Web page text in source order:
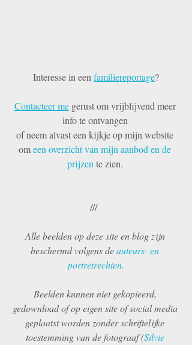
Interesse in een familiereportage?
Contacteer me gerust om vrijblijvend meer
info te ontvangen
of neem alvast een kijkje op mijn website
om een overzicht van mijn aanbod en de
prijzen te zien.
///
Alle beelden op deze site en blog zijn
beschermd volgens de auteurs- en
portretrechten.
Beelden kunnen niet gekopieerd,
gedownload of op eigen site of social media
geplaatst worden zonder schriftelijke
toestemming van de fotograaf (Silvie